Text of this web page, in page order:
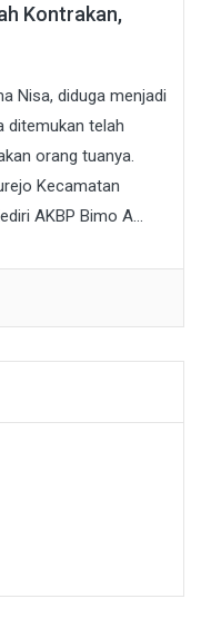
Kontrakan,
Nisa, diduga menjadi
ditemukan telah
orang tuanya.
Kecamatan
AKBP Bimo A...